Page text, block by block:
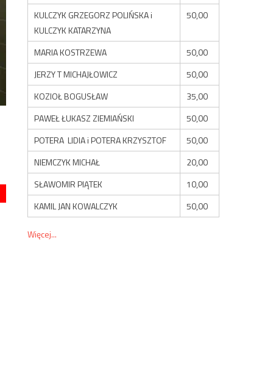
KULCZYK GRZEGORZ POLIŃSKA i
KULCZYK KATARZYNA
50,00
MARIA KOSTRZEWA
50,00
JERZY T MICHAJŁOWICZ
50,00
KOZIOŁ BOGUSŁAW
35,00
PAWEŁ ŁUKASZ ZIEMIAŃSKI
50,00
POTERA LIDIA i POTERA KRZYSZTOF
50,00
NIEMCZYK MICHAŁ
20,00
SŁAWOMIR PIĄTEK
10,00
KAMIL JAN KOWALCZYK
50,00
Więcej...